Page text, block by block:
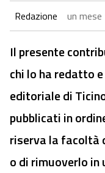
Redazione un
Il presente
chi lo ha redatto
editoriale di
pubblicati in
riserva la facoltà
o di rimuoverlo in